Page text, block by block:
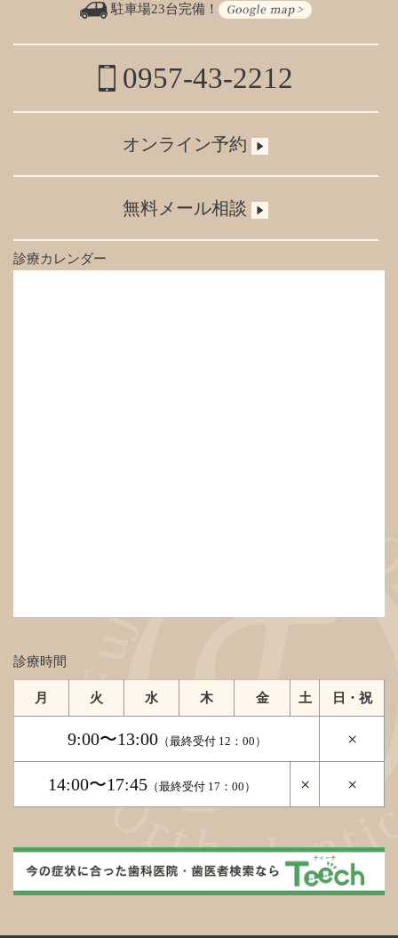
駐車場23台完備！
0957-43-2212
オンライン予約
無料メール相談
診療カレンダー
診療時間
月 火 水 木 金 土 日・祝
9:00〜13:00（最終受付 12：00） ×
14:00〜17:45 （最終受付 17：00） × ×